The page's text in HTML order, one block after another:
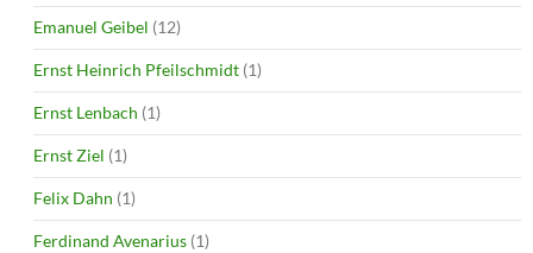
Emanuel Geibel (12)
Ernst Heinrich Pfeilschmidt (1)
Ernst Lenbach (1)
Ernst Ziel (1)
Felix Dahn (1)
Ferdinand Avenarius (1)